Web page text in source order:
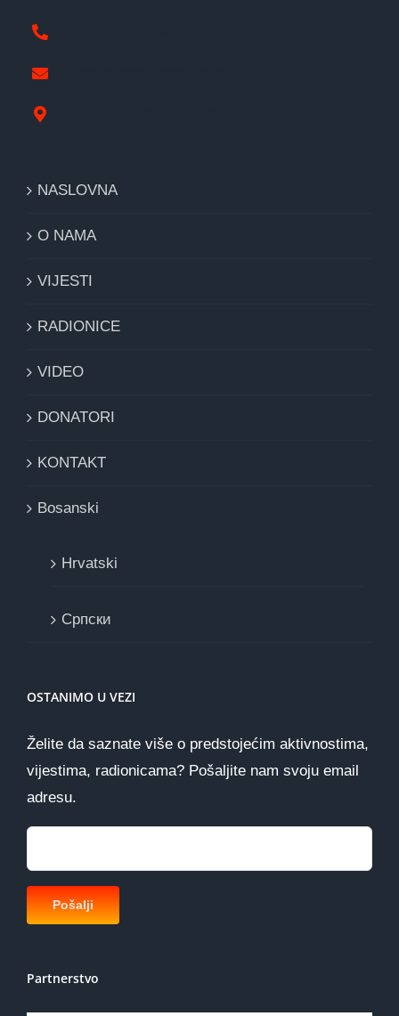
NASLOVNA
O NAMA
VIJESTI
RADIONICE
VIDEO
DONATORI
KONTAKT
Bosanski
Hrvatski
Cрпски
OSTANIMO U VEZI
Želite da saznate više o predstojećim aktivnostima,
vijestima, radionicama? Pošaljite nam svoju email
adresu.
Partnerstvo